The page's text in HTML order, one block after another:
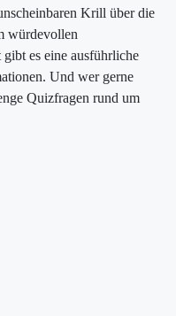
Krill über die
würdevollen
es eine ausführliche
Und wer gerne
Quizfragen rund um